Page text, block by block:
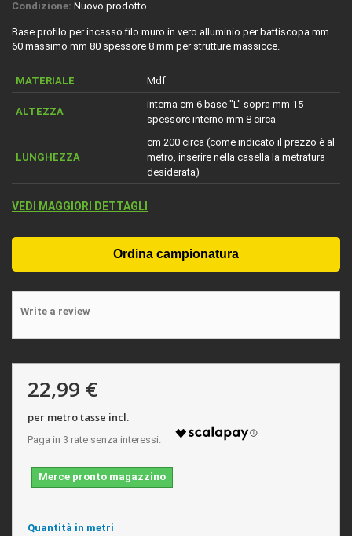
Condizione: Nuovo prodotto
Base profilo per incasso filo muro in vero alluminio per battiscopa mm
60 massimo mm 80 spessore 8 mm per strutture massicce.
MATERIALE Mdf
ALTEZZA
interna cm 6 base "L" sopra mm 15
spessore interno mm 8 circa
LUNGHEZZA
cm 200 circa (come indicato il prezzo è al
metro, inserire nella casella la metratura
desiderata)
VEDI MAGGIORI DETTAGLI
Write a review
22,99 €
per metro tasse incl.
Merce pronto magazzino
Quantità in metri